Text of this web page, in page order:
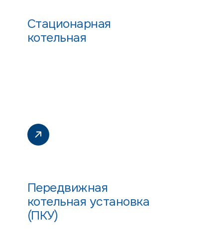
Стационарная
котельная
Передвижная
котельная установка
(ПКУ)